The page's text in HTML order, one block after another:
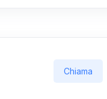
Chiama